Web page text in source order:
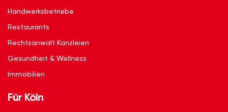
Handwerksbetriebe
Restaurants
Rechtsanwalt Kanzleien
Gesundheit & Wellness
Immobilien
Für Köln